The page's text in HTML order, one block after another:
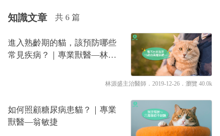
知識文章 共 6 篇
進入熟齡期的貓，該預防哪些
常見疾病？｜專業獸醫—林源
林源盛主治醫師 ．2019-12-26． 瀏覽 40.0k
如何照顧糖尿病患貓？｜專業
獸醫—翁敏捷